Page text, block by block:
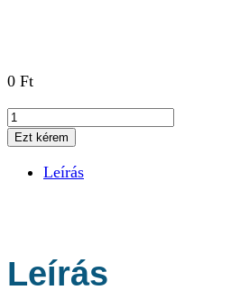
0 Ft
Membership
Product
mennyiség
Ezt kérem
Leírás
Leírás